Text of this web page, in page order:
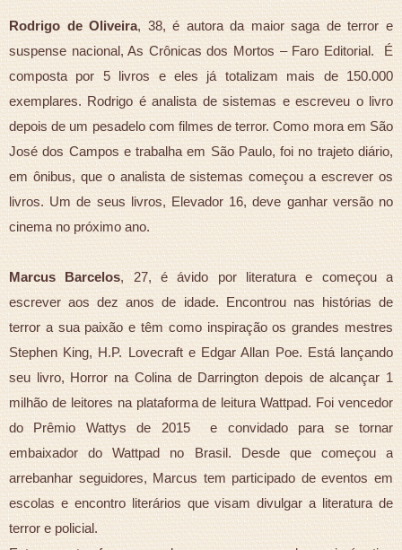
Rodrigo de Oliveira, 38, é autora da maior saga de terror e
suspense nacional, As Crônicas dos Mortos – Faro Editorial. É
composta por 5 livros e eles já totalizam mais de 150.000
exemplares. Rodrigo é analista de sistemas e escreveu o livro
depois de um pesadelo com filmes de terror. Como mora em São
José dos Campos e trabalha em São Paulo, foi no trajeto diário,
em ônibus, que o analista de sistemas começou a escrever os
livros. Um de seus livros, Elevador 16, deve ganhar versão no
cinema no próximo ano.
Marcus Barcelos, 27, é ávido por literatura e começou a
escrever aos dez anos de idade. Encontrou nas histórias de
terror a sua paixão e têm como inspiração os grandes mestres
Stephen King, H.P. Lovecraft e Edgar Allan Poe. Está lançando
seu livro, Horror na Colina de Darrington depois de alcançar 1
milhão de leitores na plataforma de leitura Wattpad. Foi vencedor
do Prêmio Wattys de 2015 e convidado para se tornar
embaixador do Wattpad no Brasil. Desde que começou a
arrebanhar seguidores, Marcus tem participado de eventos em
escolas e encontro literários que visam divulgar a literatura de
terror e policial.